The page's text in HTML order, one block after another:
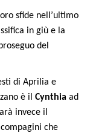
sfide nell’ultimo
in giù e la
del
di Aprilia e
è il Cynthia ad
invece il
che